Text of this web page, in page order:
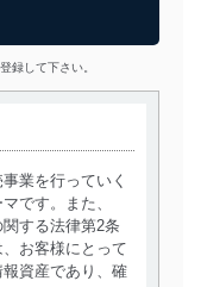
録して下さい。
業を行っていく
です。また、
する法律第2条
お客様にとって
資産であり、確